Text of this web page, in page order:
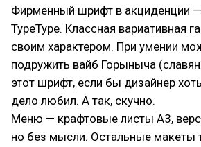
Фирменный шрифт в акциденции —
TypeType. Классная вариативная
своим характером. При умении
подружить вайб Горыныча
этот шрифт, если бы дизайнер
дело любил. А так, скучно.
Меню — крафтовые листы А3,
но без мысли. Остальные макеты